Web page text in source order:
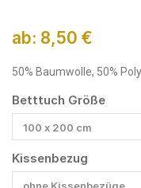
ab: 8,50 €
50% Baumwolle, 50%
Betttuch Größe
Kissenbezug